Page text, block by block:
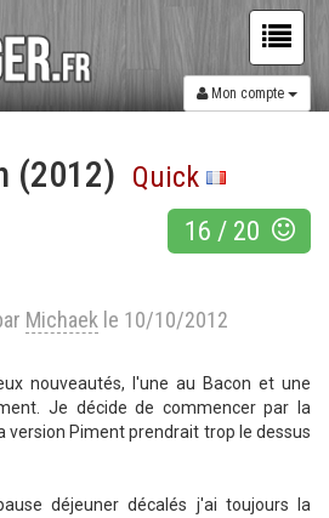
Mon compte
(2012) Quick
16 / 20
Michaek le 10/10/2012
nouveautés, l'une au Bacon et une
Je décide de commencer par la
version Piment prendrait trop le dessus
déjeuner décalés j'ai toujours la